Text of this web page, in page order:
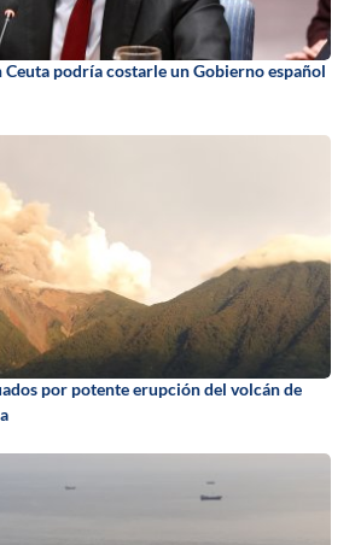
Ceuta podría costarle un Gobierno español
por potente erupción del volcán de